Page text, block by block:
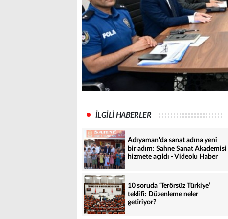
İLGİLİ HABERLER
Adıyaman'da sanat adına yeni
bir adım: Sahne Sanat Akademisi
hizmete açıldı - Videolu Haber
10 soruda ‘Terörsüz Türkiye’
teklifi: Düzenleme neler
getiriyor?